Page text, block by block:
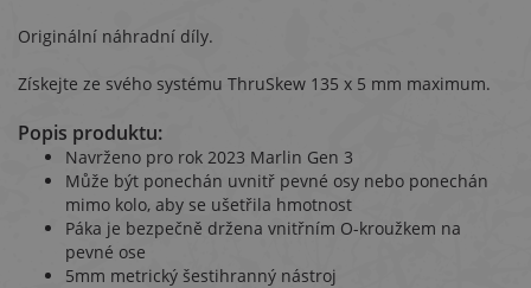
Originální náhradní díly.
Získejte ze svého systému ThruSkew 135 x 5 mm maximum.
Popis produktu:
Navrženo pro rok 2023 Marlin Gen 3
Může být ponechán uvnitř pevné osy nebo ponechán
mimo kolo, aby se ušetřila hmotnost
Páka je bezpečně držena vnitřním O-kroužkem na
pevné ose
5mm metrický šestihranný nástroj